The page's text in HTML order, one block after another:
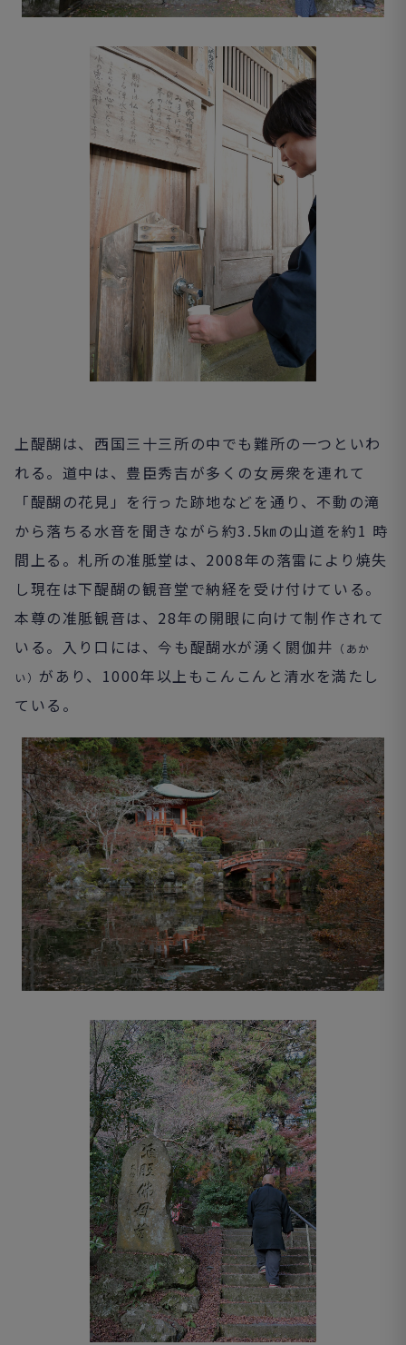
上醍醐は、西国三十三所の中でも難所の一つといわ
れる。道中は、豊臣秀吉が多くの女房衆を連れて
「醍醐の花見」を行った跡地などを通り、不動の滝
から落ちる水音を聞きながら約3.5㎞の山道を約1 時
間上る。札所の准胝堂は、2008年の落雷により焼失
し現在は下醍醐の観音堂で納経を受け付けている。
本尊の准胝観音は、28年の開眼に向けて制作されて
いる。入り口には、今も醍醐水が湧く閼伽井 （あか
い） があり、1000年以上もこんこんと清水を満たし
ている。